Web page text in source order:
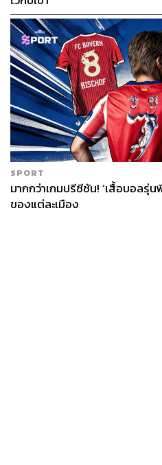
SPORT
มากกว่าเกมปรีซีซัน! ‘เสื้อบอลรุ่
ของแต่ละเมือง